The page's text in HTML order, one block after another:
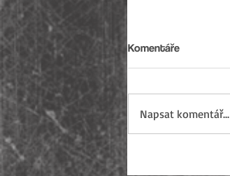
Komentáře
Napsat komentář...